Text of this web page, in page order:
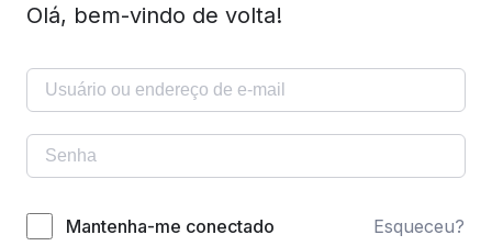
Olá, bem-vindo de volta!
Mantenha-me conectado Esqueceu?